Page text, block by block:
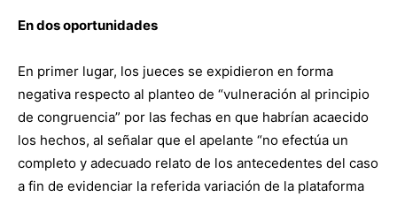
En dos oportunidades
En primer lugar, los jueces se expidieron en forma
negativa respecto al planteo de “vulneración al principio
de congruencia” por las fechas en que habrían acaecido
los hechos, al señalar que el apelante “no efectúa un
completo y adecuado relato de los antecedentes del caso
a fin de evidenciar la referida variación de la plataforma